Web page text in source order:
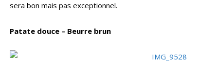
sera bon mais pas exceptionnel.
Patate douce – Beurre brun